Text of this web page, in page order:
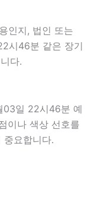
인지, 법인 또는
시46분 같은 장기
다.
03일 22시46분 예
이나 색상 선호를
요합니다.